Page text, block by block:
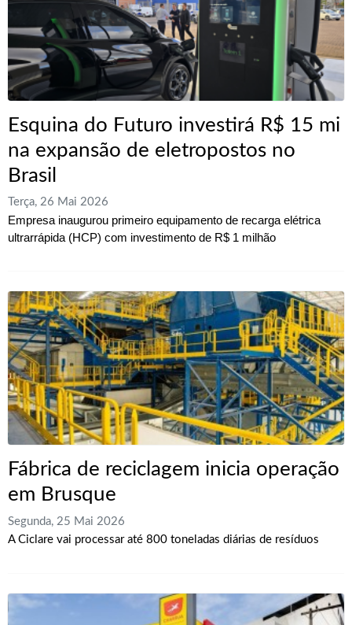
Esquina do Futuro investirá R$ 15 mi
na expansão de eletropostos no
Brasil
Terça, 26 Mai 2026
Empresa inaugurou primeiro equipamento de recarga elétrica
ultrarrápida (HCP) com investimento de R$ 1 milhão
Fábrica de reciclagem inicia operação
em Brusque
Segunda, 25 Mai 2026
A Ciclare vai processar até 800 toneladas diárias de resíduos